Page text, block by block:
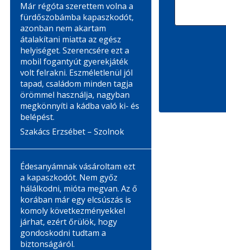
Már régóta szerettem volna a
fürdőszobámba kapaszkodót,
azonban nem akartam
átalakítani miatta az egész
helyiséget. Szerencsére ezt a
mobil fogantyút gyerekjáték
volt felrakni. Eszméletlenül jól
tapad, családom minden tagja
örömmel használja, nagyban
megkönnyíti a kádba való ki- és
belépést.
Szakács Erzsébet – Szolnok
Édesanyámnak vásároltam ezt
a kapaszkodót. Nem győz
hálálkodni, mióta megvan. Az ő
korában már egy elcsúszás is
komoly következményekkel
járhat, ezért őrülök, hogy
gondoskodni tudtam a
biztonságáról.